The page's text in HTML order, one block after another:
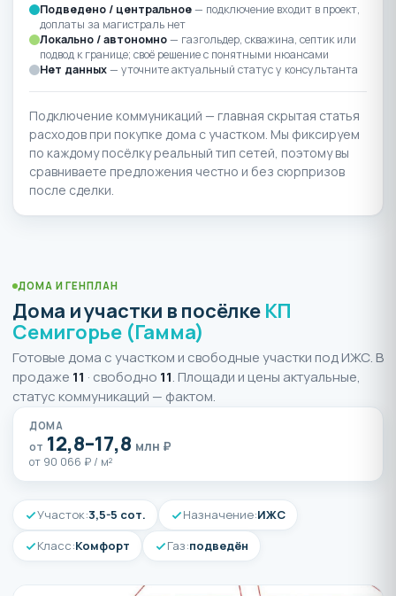
Подведено / центральное— подключение входит в проект,
доплаты за магистраль нет
Локально / автономно— газгольдер, скважина, септик или
подвод к границе; своё решение с понятными нюансами
Нет данных— уточните актуальный статус у консультанта
Подключение коммуникаций — главная скрытая статья
расходов при покупке дома с участком. Мы фиксируем
по каждому посёлку реальный тип сетей, поэтому вы
сравниваете предложения честно и без сюрпризов
после сделки.
ДОМА И ГЕНПЛАН
Дома и участки в посёлке КП
Семигорье (Гамма)
Готовые дома с участком и свободные участки под ИЖС. В
продаже 11 · свободно 11. Площади и цены актуальные,
статус коммуникаций — фактом.
ДОМА
от 12,8–17,8 млн ₽
от 90 066 ₽ / м²
Участок:3,5-5 сот. Назначение:ИЖС
Класс:Комфорт Газ:подведён